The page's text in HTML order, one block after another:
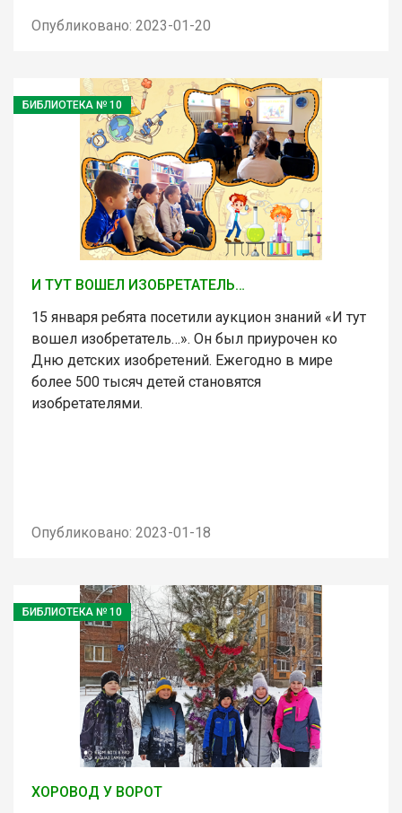
Опубликовано: 2023-01-20
БИБЛИОТЕКА № 10
И ТУТ ВОШЕЛ ИЗОБРЕТАТЕЛЬ…
15 января ребята посетили аукцион знаний «И тут
вошел изобретатель…». Он был приурочен ко
Дню детских изобретений. Ежегодно в мире
более 500 тысяч детей становятся
изобретателями.
Опубликовано: 2023-01-18
БИБЛИОТЕКА № 10
ХОРОВОД У ВОРОТ